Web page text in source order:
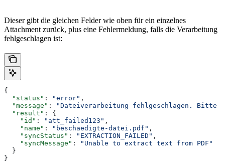
Dieser gibt die gleichen Felder wie oben für ein einzelnes
Attachment zurück, plus eine Fehlermeldung, falls die Verarbeitung
fehlgeschlagen ist:
{
  "status"
: "error" ,
  "message"
:
"Dateiverarbeitung fehlgeschlagen. Bitte
  "result"
: {
    "id"
: "att_failed123" ,
    "name"
: "beschaedigte-datei.pdf" ,
    "syncStatus"
: "EXTRACTION_FAILED" ,
    "syncMessage"
:
"Unable to extract text from PDF"
  }
}